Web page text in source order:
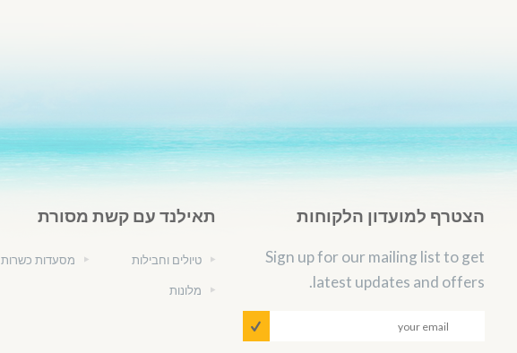
הצטרף למועדון הלקוחות
Sign up for our mailing list to get
latest updates and offers.
תאילנד עם קשת מסורת
טיולים וחבילות
מלונות
מסעדות כשרות